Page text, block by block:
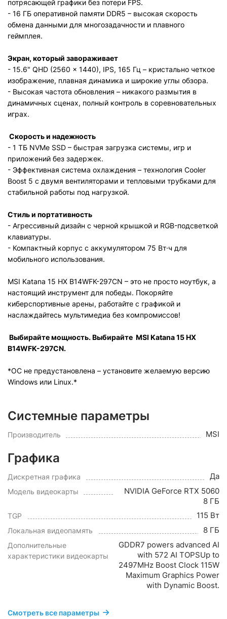
потрясающей графики без потери FPS.
- 16 ГБ оперативной памяти DDR5 – высокая скорость
обмена данными для многозадачности и плавного
геймплея.
Экран, который завораживает
- 15.6" QHD (2560 × 1440), IPS, 165 Гц – кристально четкое
изображение, плавная динамика и широкие углы обзора.
- Высокая частота обновления – никакого размытия в
динамичных сценах, полный контроль в соревновательных
играх.
Скорость и надежность
- 1 ТБ NVMe SSD – быстрая загрузка системы, игр и
приложений без задержек.
- Эффективная система охлаждения – технология Cooler
Boost 5 с двумя вентиляторами и тепловыми трубками для
стабильной работы под нагрузкой.
Стиль и портативность
- Агрессивный дизайн с черной крышкой и RGB-подсветкой
клавиатуры.
- Компактный корпус с аккумулятором 75 Вт·ч для
мобильного использования.
MSI Katana 15 HX B14WFK-297CN – это не просто ноутбук, а
настоящий инструмент для победы. Покоряйте
киберспортивные арены, работайте с графикой и
наслаждайтесь мультимедиа без компромиссов!
Выбирайте мощность. Выбирайте MSI Katana 15 HX
B14WFK-297CN.
*ОС не предустановлена – установите желаемую версию
Windows или Linux.*
Системные параметры
Производитель MSI
Графика
Дискретная графика Да
Модель видеокарты
NVIDIA GeForce RTX 5060
8 ГБ
TGP 115 Вт
Локальная видеопамять 8 ГБ
Дополнительные
характеристики видеокарты
GDDR7 powers advanced AI
with 572 AI TOPSUp to
2497MHz Boost Clock 115W
Maximum Graphics Power
with Dynamic Boost.
Смотреть все параметры